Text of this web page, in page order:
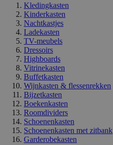
Kledingkasten
Kinderkasten
Nachtkastjes
Ladekasten
TV-meubels
Dressoirs
Highboards
Vitrinekasten
Buffetkasten
Wijnkasten & flessenrekken
Bijzetkasten
Boekenkasten
Roomdividers
Schoenenkasten
Schoenenkasten met zitbank
Garderobekasten